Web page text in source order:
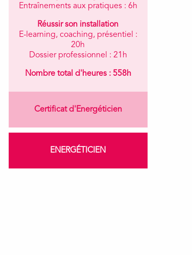
Entraînements aux pratiques : 6h
Réussir son installation
E-learning, coaching, présentiel :
20h
Dossier professionnel : 21h
Nombre total d'heures : 558h
Certificat d'Energéticien
ENERGÉTICIEN